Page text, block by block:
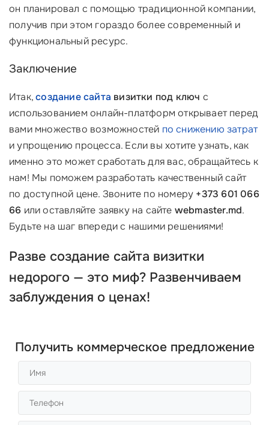
он планировал с помощью традиционной компании,
получив при этом гораздо более современный и
функциональный ресурс.
Заключение
Итак,создание сайта визитки под ключ с
использованием онлайн-платформ открывает перед
вами множество возможностей по снижению затрат
и упрощению процесса. Если вы хотите узнать, как
именно это может сработать для вас, обращайтесь к
нам! Мы поможем разработать качественный сайт
по доступной цене. Звоните по номеру +373 601 066
66 или оставляйте заявку на сайте webmaster.md.
Будьте на шаг впереди с нашими решениями!
Разве создание сайта визитки
недорого — это миф? Развенчиваем
заблуждения о ценах!
Получить коммерческое предложение